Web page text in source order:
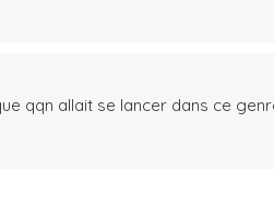
qqn allait se lancer dans ce